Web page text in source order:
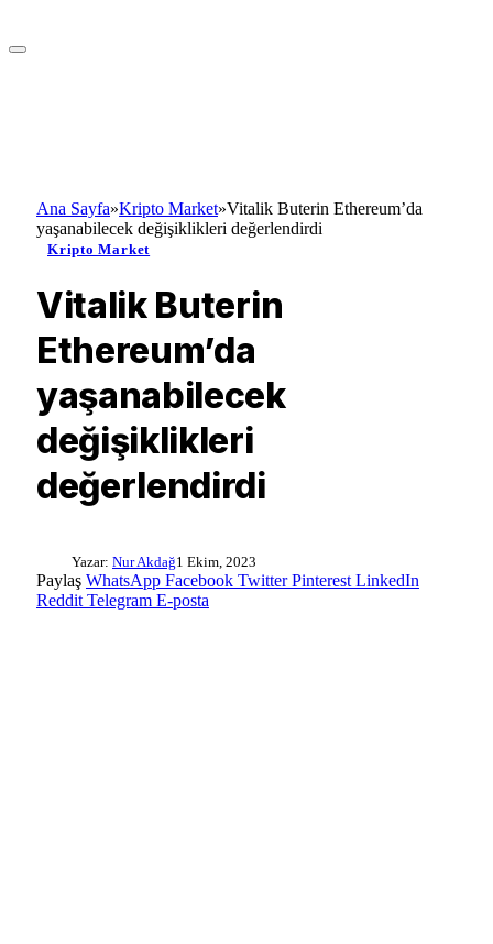
Ana Sayfa»Kripto Market»Vitalik Buterin Ethereum’da
yaşanabilecek değişiklikleri değerlendirdi
Kripto Market
Vitalik Buterin
Ethereum’da
yaşanabilecek
değişiklikleri
değerlendirdi
Yazar: Nur Akdağ1 Ekim, 2023
Paylaş WhatsApp Facebook Twitter Pinterest LinkedIn
Reddit Telegram E-posta